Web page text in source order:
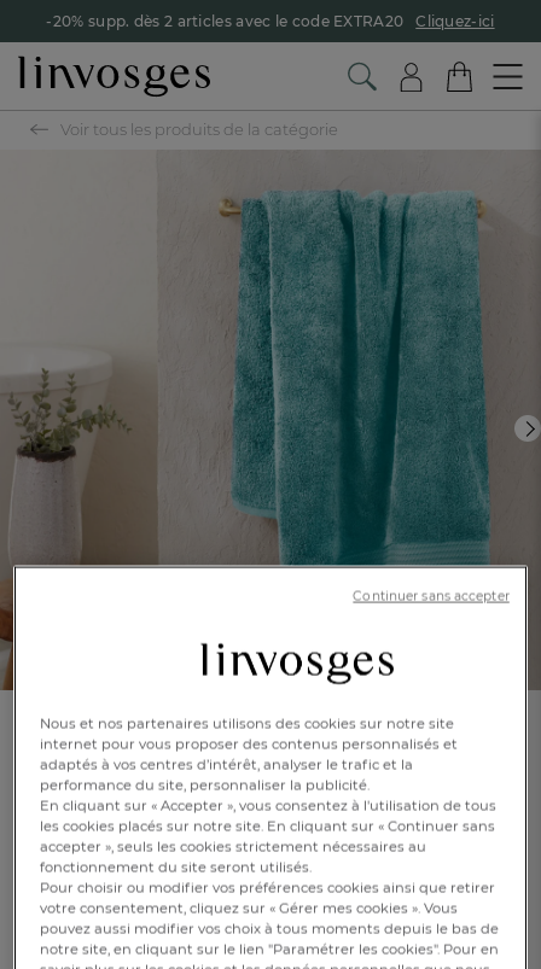
-20% supp. dès 2 articles avec le code EXTRA20 Cliquez-ici
FR DE
Voir tous les produits de la catégorie
Pack linge de bain
Riviera
Réf : 997464401
Pack 2 draps de
bain
Nous et nos partenaires utilisons des cookies sur notre site
internet pour vous proposer des contenus personnalisés et
adaptés à vos centres d’intérêt, analyser le trafic et la
performance du site, personnaliser la publicité.
En cliquant sur « Accepter », vous consentez à l'utilisation de tous
les cookies placés sur notre site. En cliquant sur « Continuer sans
accepter », seuls les cookies strictement nécessaires au
fonctionnement du site seront utilisés.
Pour choisir ou modifier vos préférences cookies ainsi que retirer
votre consentement, cliquez sur « Gérer mes cookies ». Vous
pouvez aussi modifier vos choix à tous moments depuis le bas de
notre site, en cliquant sur le lien "Paramétrer les cookies". Pour en
Continuer sans accepter